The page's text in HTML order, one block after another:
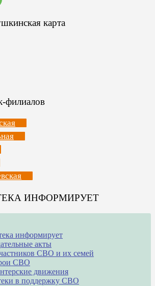
карта
филиалов
ИНФОРМИРУЕТ
информирует
акты
СВО и их семей
СВО
движения
в поддержку СВО